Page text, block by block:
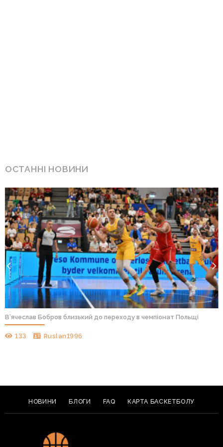
ОСТАННІ НОВИНИ
В’ячеслав Бобров близький до переходу в чемпіонат Польщі
133 Ruslan1996
НОВИНИ БЛОГИ FAQ КАРТА БАСКЕТБОЛУ